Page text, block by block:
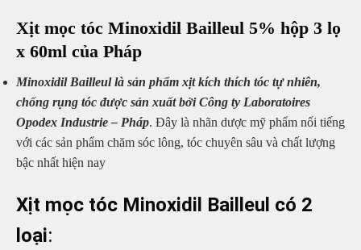
Xịt mọc tóc Minoxidil Bailleul 5% hộp 3 lọ
x 60ml của Pháp
Minoxidil Bailleul là sản phẩm xịt kích thích tóc tự nhiên,
chống rụng tóc được sản xuất bởi Công ty Laboratoires
Opodex Industrie – Pháp. Đây là nhãn dược mỹ phẩm nổi tiếng
với các sản phẩm chăm sóc lông, tóc chuyên sâu và chất lượng
bậc nhất hiện nay
Xịt mọc tóc Minoxidil Bailleul có 2
loại: